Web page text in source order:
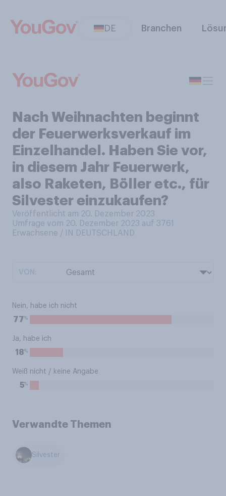
DE Branchen
Nach Weihnachten beginnt
der Feuerwerksverkauf im
Einzelhandel. Haben Sie vor,
in diesem Jahr Feuerwerk,
also Raketen, Böller etc., für
Silvester einzukaufen?
Veröffentlicht am 20. Dezember 2023
Umfrage vom 20. Dezember 2023 auf 3761
Erwachsene / IN DEUTSCHLAND
Nein, habe ich nicht
77%
Ja, habe ich
18%
Weiß nicht / keine Angabe
5%
Verwandte Themen
Silvester